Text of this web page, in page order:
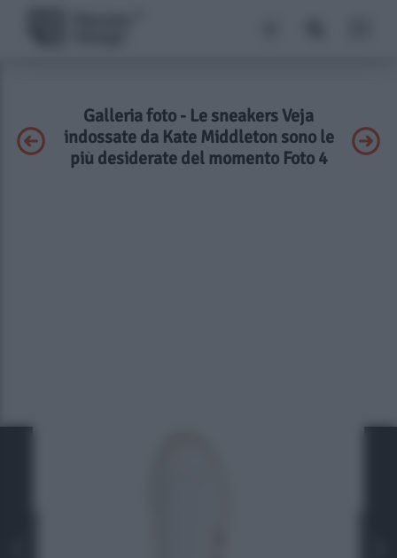
Galleria foto - Le sneakers Veja
indossate da Kate Middleton sono le
più desiderate del momento Foto 4